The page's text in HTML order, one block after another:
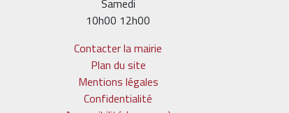
Samedi
10h00 12h00
Contacter la mairie
Plan du site
Mentions légales
Confidentialité